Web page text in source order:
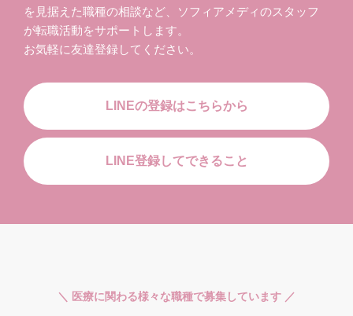
を見据えた職種の相談など、ソフィアメディのスタッフ
が転職活動をサポートします。
お気軽に友達登録してください。
LINEの登録はこちらから
LINE登録してできること
＼ 医療に関わる様々な職種で募集しています ／